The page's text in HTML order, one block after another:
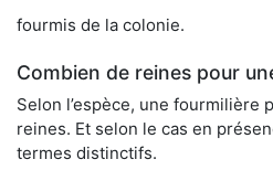
fourmis de la colonie.
Combien de reines pour
Selon l’espèce, une fourmilière
reines. Et selon le cas en
termes distinctifs.